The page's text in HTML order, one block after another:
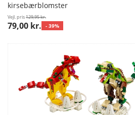
kirsebærblomster
Vejl. pris129,95 kr.
79,00 kr. - 39%